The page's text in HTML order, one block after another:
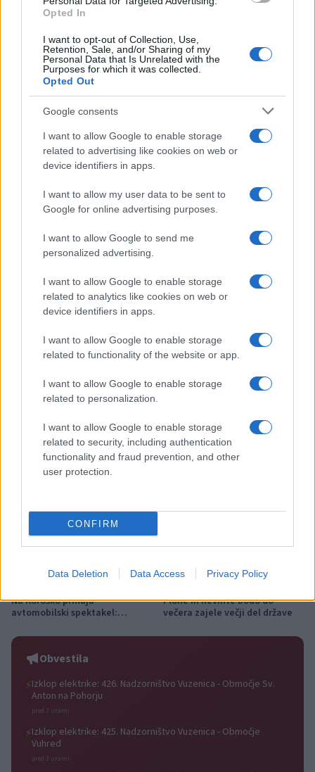
Opted In
I want to opt-out of Collection, Use,
Retention, Sale, and/or Sharing of my
Personal Data that Is Unrelated with the
Purposes for which it was collected.
Opted Out
Google consents
I want to allow Google to enable storage
related to advertising like cookies on web or
device identifiers in apps.
I want to allow my user data to be sent to
Google for online advertising purposes.
I want to allow Google to send me
personalized advertising.
I want to allow Google to enable storage
related to analytics like cookies on web or
device identifiers in apps.
I want to allow Google to enable storage
related to functionality of the website or app.
I want to allow Google to enable storage
related to personalization.
I want to allow Google to enable storage
related to security, including authentication
functionality and fraud prevention, and other
user protection.
CONFIRM
Data Deletion Data Access Privacy Policy
ukrep
Več iz kraja Slovenj Gradec
Jutri v Slovenj Gradcu
brezplačna opera pod
zazvenel Ljubezenski napoj
Na Koroško prihaja
avtomobilski spektakel:
progah in atraktivni Car Meet
Koncert skupine Delta Riff na
Festivalu SHOTS prestavljen na
premiere, napete zgodbe in
počitniški kino
Več iz kategorije Novice
skimmingom
goriv
Na Koroško prihaja
avtomobilski spektakel:
progah in atraktivni Car Meet
Plohe in nevihte bodo do
večera zajele večji del države
Obvestila
⚡Izklop elektrike: 426. Nadzorništvo Vuzenica - Območje Sv.
Anton na Pohorju
pred 3 urami
⚡Izklop elektrike: 425. Nadzorništvo Vuzenica - Območje
Vuhred
pred 3 urami